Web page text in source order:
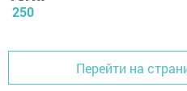
250
Перейти на